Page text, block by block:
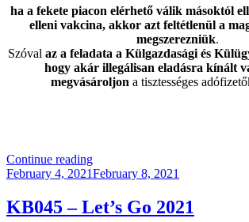
ha a fekete piacon elérhető válik másoktól
elleni vakcina, akkor azt feltétlenül a
megszerezniük.
Szóval az a feladata a Külgazdasági és
hogy akár illegálisan eladásra kínált
megvásároljon a tisztességes
Continue reading“A
Tolvajok
Posted
February 4, 2021February 8, 2021
KB045 – Let’s Go 2021